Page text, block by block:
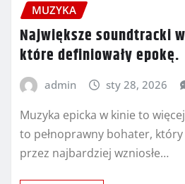
MUZYKA
Największe soundtracki
które definiowały epokę.
admin sty 28, 2026
Muzyka epicka w kinie to
to pełnoprawny bohater,
przez najbardziej wzniosłe…